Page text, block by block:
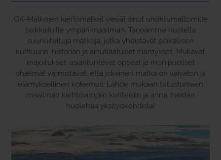
OK-Matkojen kiertomatkat vievät sinut unohtumattomille
seikkailuille ympäri maailman. Tarjoamme huolella
suunniteltuja matkoja, jotka yhdistävät paikallisen
kulttuurin, historian ja ainutlaatuiset elämykset. Mukavat
majoitukset, asiantuntevat oppaat ja monipuoliset
ohjelmat varmistavat, että jokainen matka on vaivaton ja
elämyksellinen kokemus. Lähde mukaan tutustumaan
maailman kiehtovimpiin kohteisiin ja anna meidän
huolehtia yksityiskohdista!